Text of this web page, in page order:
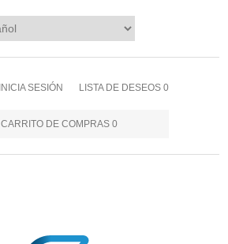
INICIA SESIÓN LISTA DE DESEOS 0
CARRITO DE COMPRAS 0